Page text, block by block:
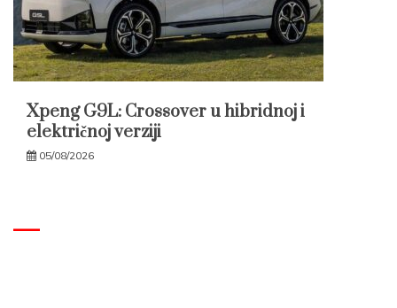
Xpeng G9L: Crossover u hibridnoj i
električnoj verziji
05/08/2026